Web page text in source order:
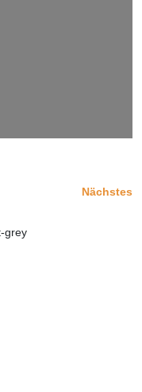
Nächstes